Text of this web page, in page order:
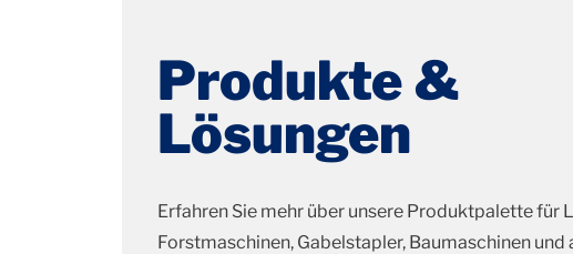
Produkte &
Lösungen
Erfahren Sie mehr über unsere Produktpalette für
Forstmaschinen, Gabelstapler, Baumaschinen und